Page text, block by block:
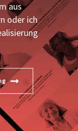
aus
oder ich